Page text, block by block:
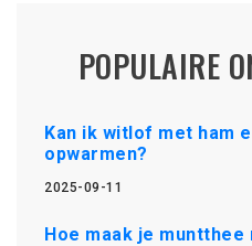
POPULAIRE
Kan ik witlof met ham
opwarmen?
2025-09-11
Hoe maak je muntthee